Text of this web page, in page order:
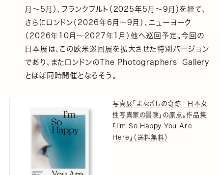
月〜5月）、フランクフルト（2025年5月〜9月）を経て、
さらにロンドン（2026年6月〜9月）、ニューヨーク
（2026年10月〜2027年1月）他へ巡回予定。今回の
日本展は、この欧米巡回展を拡大させた特別バージョン
であり、またロンドンのThe Photographers' Gallery
とほぼ同時開催となるそう。
写真展「まなざしの奇跡 日本女
性写真家の冒険」の原点。作品集
『I'm So Happy You Are
Here』（送料無料）